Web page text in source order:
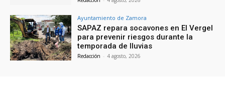
Ayuntamiento de Zamora
SAPAZ repara socavones en El Vergel
para prevenir riesgos durante la
temporada de lluvias
Redacción - 4 agosto, 2026